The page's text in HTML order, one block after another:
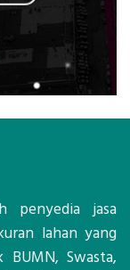
penyedia jasa
lahan yang
Swasta,